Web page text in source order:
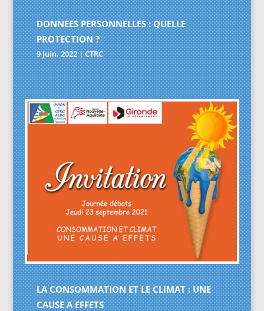
DONNEES PERSONNELLES : QUELLE
PROTECTION ?
9 Juin, 2022|CTRC
LA CONSOMMATION ET LE CLIMAT : UNE
CAUSE A EFFETS